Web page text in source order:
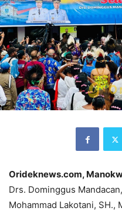
Orideknews.com,
Drs. Dominggus
Mohammad Lakotani, SH.,